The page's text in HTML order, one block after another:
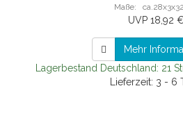
Maße:
UVP 18,92
Mehr
Lagerbestand Deutschland: 21
Lieferzeit: 3 - 6